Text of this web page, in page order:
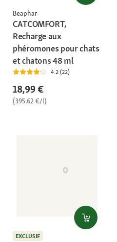
Beaphar
CATCOMFORT,
Recharge aux
phéromones pour chats
et chatons 48 ml
4.2 (22)
18,99 €
(395,62 €/l)
EXCLUSIF